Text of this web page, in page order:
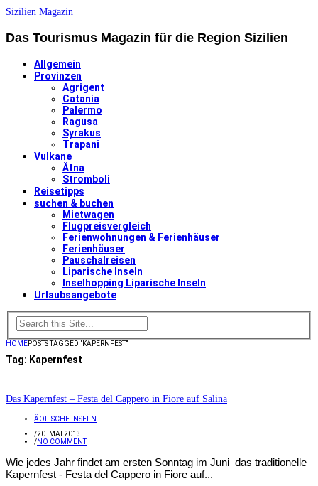
Sizilien Magazin
Das Tourismus Magazin für die Region Sizilien
Allgemein
Provinzen
Agrigent
Catania
Palermo
Ragusa
Syrakus
Trapani
Vulkane
Ätna
Stromboli
Reisetipps
suchen & buchen
Mietwagen
Flugpreisvergleich
Ferienwohnungen & Ferienhäuser
Ferienhäuser
Pauschalreisen
Liparische Inseln
Inselhopping Liparische Inseln
Urlaubsangebote
HOMEPOSTS TAGGED "KAPERNFEST"
Tag: Kapernfest
Das Kapernfest – Festa del Cappero in Fiore auf Salina
ÄOLISCHE INSELN
/20. MAI 2013
/NO COMMENT
Wie jedes Jahr findet am ersten Sonntag im Juni das traditionelle
Kapernfest - Festa del Cappero in Fiore auf...